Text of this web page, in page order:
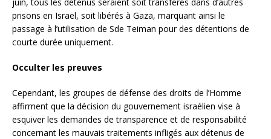
prisons en Israël, soit libérés à Gaza, marquant ainsi le
passage à l’utilisation de Sde Teiman pour des détentions de
courte durée uniquement.
Occulter les preuves
Cependant, les groupes de défense des droits de l’Homme
affirment que la décision du gouvernement israélien vise à
esquiver les demandes de transparence et de responsabilité
concernant les mauvais traitements infligés aux détenus de